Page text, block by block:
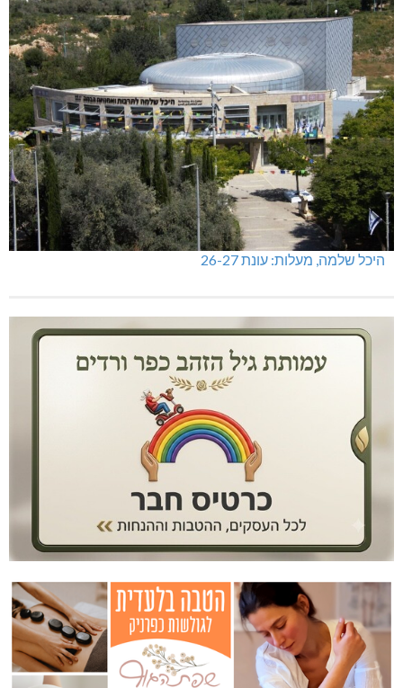
היכל שלמה, מעלות: עונת 26-27